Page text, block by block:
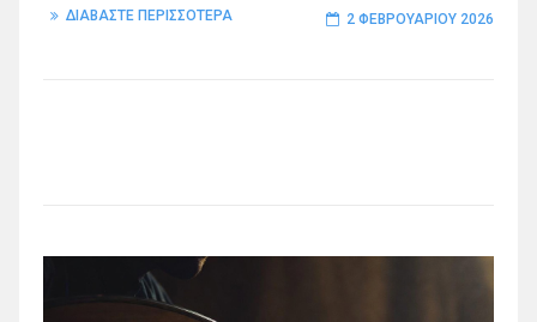
ΔΙΑΒΑΣΤΕ ΠΕΡΙΣΣΟΤΕΡΑ 2 ΦΕΒΡΟΥΑΡΊΟΥ 2026